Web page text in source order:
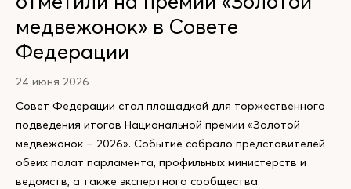
медвежонок» в Совете
Федерации
24 июня 2026
Совет Федерации стал площадкой для торжественного
подведения итогов Национальной премии «Золотой
медвежонок – 2026». Событие собрало представителей
обеих палат парламента, профильных министерств и
ведомств, а также экспертного сообщества.